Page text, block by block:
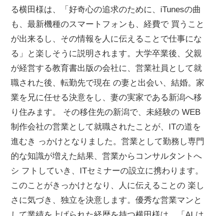
る横田様は、「好奇心の追求のために、iTunesの曲
も、最新機種のスマートフォンも、経費で 買うこと
が出来るし、その情報を人に伝えることで仕事にな
る」と楽しそうに説明されます。大学卒業後、父親
が経営する教育書出版の会社に、営業社員として就
職された後、転勤先で現在 の妻と出会い、結婚。家
業を兄に任せる決意をし、妻の実家である新潟へ移
り住みます。 その移住先の新潟で、未経験の WEB
制作会社の営業として就職されたことが、ITの道を
進むき っかけとなりました。営業として勤務し専門
的な知識が増えた結果、営業からコンサルタントへ
シ フトしていき、ITセミナーの設立に携わります。
このことがきっかけとなり、人に伝えることの 楽し
さに気づき、独立を決意します。優秀な営業マンと